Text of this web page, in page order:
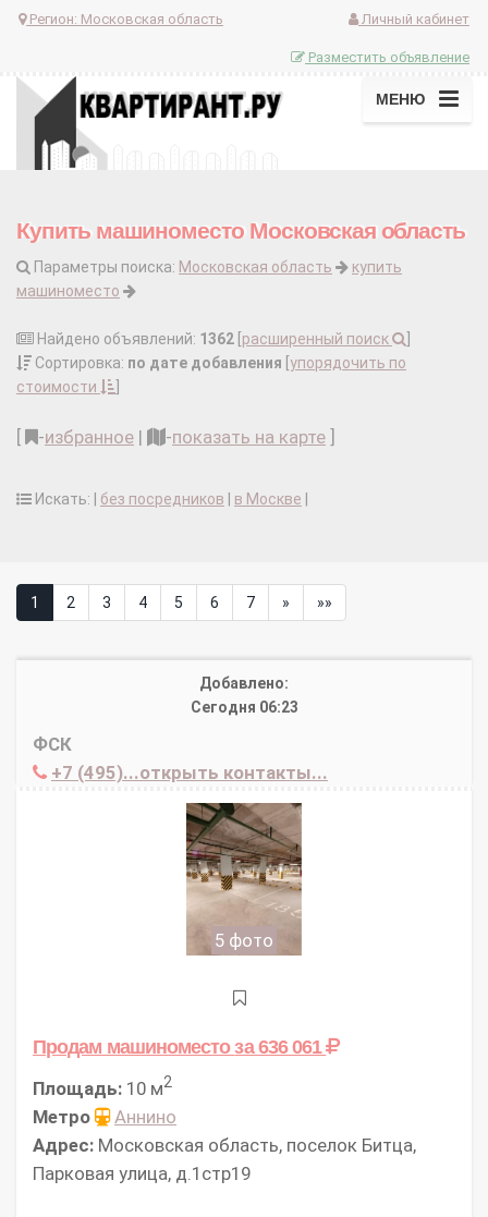
Регион: Московская область Личный кабинет
Разместить объявление
МЕНЮ
Купить машиноместо Московская область
Параметры поиска: Московская область
купить
машиноместо
Найдено объявлений: 1362 расширенный поиск
Сортировка: по дате добавления упорядочить по
стоимости
-избранное | -показать на карте
Искать: | без посредников в Москве
1 2 3 4 5 6 7 » »»
Добавлено:
Сегодня 06:23
ФСК
+7 (495)...открыть контакты...
5 фото
Продам машиноместоза 636 061
Площадь: 10 м2
Метро
Аннино
Адрес: Московская область, поселок Битца,
Парковая улица, д.1стр19